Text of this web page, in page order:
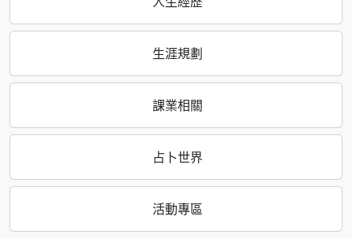
生涯規劃
課業相關
占卜世界
活動專區